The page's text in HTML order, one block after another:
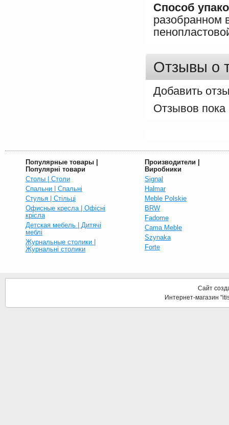
Способ
разобранном
Отзывы о
Добавить
Популярные товары |
Популярні товари
Столы | Столи
Спальни | Спальні
Стулья | Стільці
Офисные кресла | Офісні
крісла
Детская мебель | Дитячі
меблі
Журнальные столики |
Журнальні столики
Производители |
Виробники
Signal
Halmar
Meble Polskie
BRW
Fadome
Cama Meble
Szynaka
Forte
Сайт
Интернет-магазин